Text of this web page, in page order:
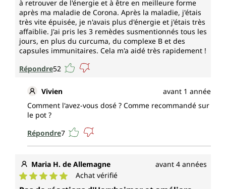
à retrouver de l'énergie et à être en meilleure forme
après ma maladie de Corona. Après la maladie, j'étais
très vite épuisée, je n'avais plus d'énergie et j'étais très
affaiblie. J'ai pris les 3 remèdes susmentionnés tous les
jours, en plus du curcuma, du complexe B et des
capsules immunitaires. Cela m'a aidé très rapidement !
Répondre52
Vivien
avant 1 année
Comment l'avez-vous dosé ? Comme recommandé sur
le pot ?
Répondre7
Maria H. de Allemagne avant 4 années
Note moyenne de 5 sur 5 étoiles
Achat vérifié